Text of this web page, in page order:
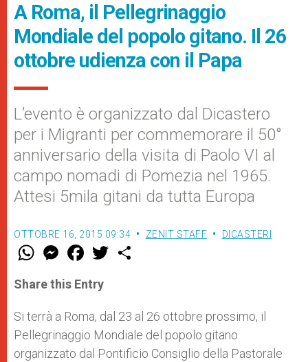
A Roma, il Pellegrinaggio
Mondiale del popolo gitano. Il 26
ottobre udienza con il Papa
L’evento è organizzato dal Dicastero
per i Migranti per commemorare il 50°
anniversario della visita di Paolo VI al
campo nomadi di Pomezia nel 1965.
Attesi 5mila gitani da tutta Europa
OTTOBRE 16, 2015 09:34 ZENIT STAFF DICASTERI
W
t
s
p
p
M
e
s
e
g
e
r
F
a
e
b
o
k
w
r
Share this Entry
Si terrà a Roma, dal 23 al 26 ottobre prossimo, il
Pellegrinaggio Mondiale del popolo gitano
organizzato dal Pontificio Consiglio della Pastorale